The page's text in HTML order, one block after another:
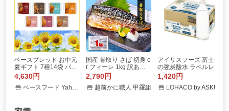
ベースブレッド お中元
夏ギフト 7種14袋 パン
[チョコ、ミルク、スト
ロベリー、さつまい
も、栗あん、こしあ
4,630円
ベースフード Yahoo!ショッピング店
国産 骨取り さば 切身 o
r フィーレ 1kg 訳あり
無塩 or 有塩 骨なし サ
バ 鯖 弁当 朝食 ポイン
ト利用 爆買
2,790円
越前かに職人 甲羅組
アイリスフーズ 富士山
の強炭酸水 ラベルレス
500ml 1箱（24本入）
1,420円
LOHACO by ASKUL